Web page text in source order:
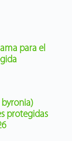
para el
byronia)
protegidas